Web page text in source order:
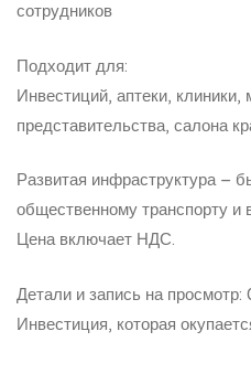
сотрудников
Подходит для:
Инвестиций, аптеки, клиники,
представительства, салона
Развитая инфраструктура –
общественному транспорту и
Цена включает НДС.
Детали и запись на
Инвестиция, которая